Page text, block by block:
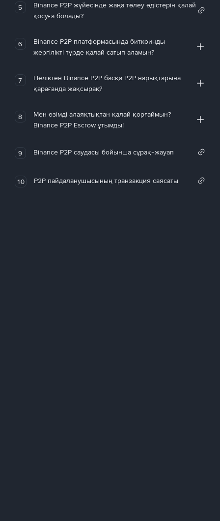
5
Binance P2P жүйесінде жаңа төлеу әдістерін қалай
қосуға болады?
6
Binance P2P платформасында биткоинды
жергілікті түрде қалай сатып аламын?
7
Неліктен Binance P2P басқа P2P нарықтарына
қарағанда жақсырақ?
8
Мен өзімді алаяқтықтан қалай қорғаймын?
Binance P2P Escrow ұтымды!
9 Binance P2P саудасы бойынша сұрақ-жауап
10 P2P пайдаланушысының транзакция саясаты